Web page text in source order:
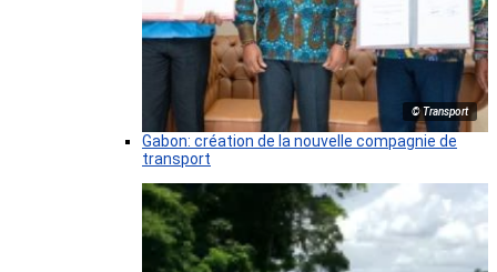
© Transport
Gabon: création de la nouvelle compagnie de
transport